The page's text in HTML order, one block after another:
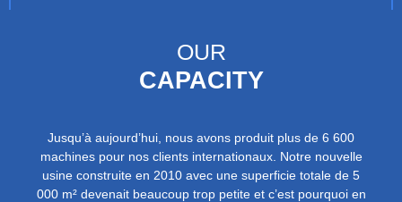
OUR
CAPACITY
Jusqu’à aujourd’hui, nous avons produit plus de 6 600
machines pour nos clients internationaux. Notre nouvelle
usine construite en 2010 avec une superficie totale de 5
000 m² devenait beaucoup trop petite et c’est pourquoi en